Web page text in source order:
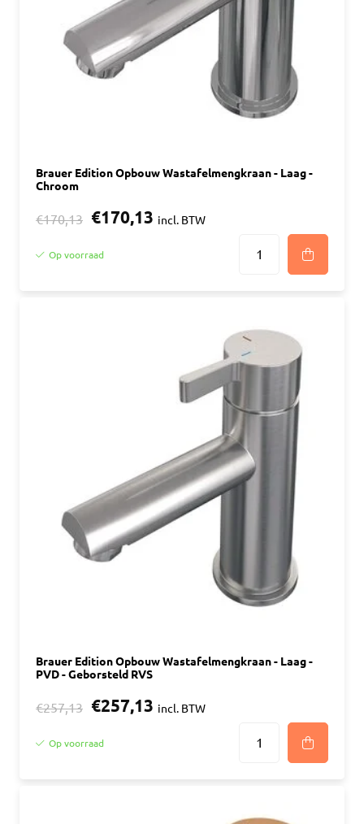
Brauer Edition Opbouw Wastafelmengkraan - Laag -
Chroom
€170,13 €170,13 incl. BTW
Op voorraad
Brauer Edition Opbouw Wastafelmengkraan - Laag -
PVD - Geborsteld RVS
€257,13 €257,13 incl. BTW
Op voorraad